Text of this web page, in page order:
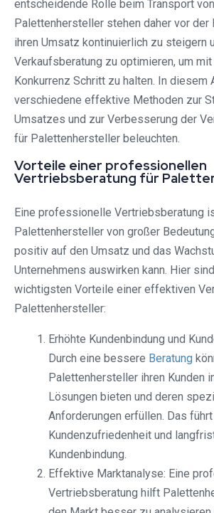
entscheidende Rolle beim Transport
Palettenhersteller stehen daher vor der
ihren Umsatz kontinuierlich zu steigern
Verkaufsberatung zu optimieren, um
Konkurrenz Schritt zu halten. In diesem
verschiedene effektive Methoden zur
Umsatzes und zur Verbesserung der
für Palettenhersteller beleuchten.
Vorteile einer professionellen
Vertriebsberatung für
Eine professionelle Vertriebsberatung
Palettenhersteller von großer
positiv auf den Umsatz und das
Unternehmens auswirken kann. Hier
wichtigsten Vorteile einer effektiven
Palettenhersteller:
Erhöhte Kundenbindung und
Durch eine bessere Beratung
Palettenhersteller ihren Kunden
Lösungen bieten und deren
Anforderungen erfüllen. Das
Kundenzufriedenheit und
Kundenbindung.
Effektive Marktanalyse: Eine
Vertriebsberatung hilft